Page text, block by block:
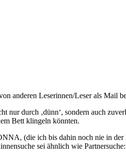
anderen Leserinnen/Leser als Mail
nur durch ‚dünn‘, sondern auch
Bett klingeln könnten.
(die ich bis dahin noch nie in
sei ähnlich wie